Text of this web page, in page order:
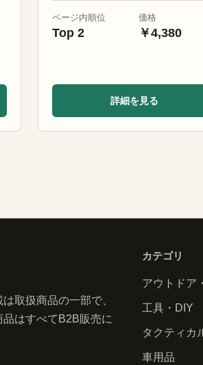
(ブラック)
ページ内順位
Top 2
価格
￥4,380
詳細を見る
取扱商品の一部で、
はすべてB2B販売に
カテゴリ
アウトドア
工具・DIY
タクティカ
車用品